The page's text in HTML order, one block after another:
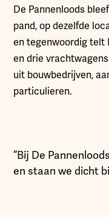
De Pannenloods
pand, op dezelfde
en tegenwoordig telt
en drie
uit bouwbedrijven,
particulieren.
“Bij De
en staan we dicht